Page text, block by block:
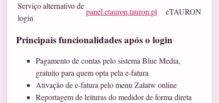
Serviço alternativo de
login
panel.etauron.tauron.pl eTAURON
Principais funcionalidades após o login
Pagamento de contas pelo sistema Blue Media,
gratuito para quem opta pela e-fatura
Ativação de e-fatura pelo menu Załatw online
Reportagem de leituras do medidor de forma direta